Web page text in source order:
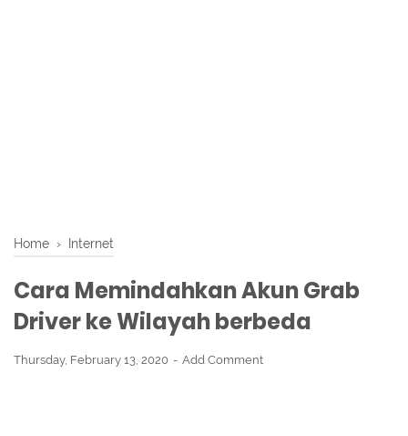
Home › Internet
Cara Memindahkan Akun Grab
Driver ke Wilayah berbeda
Thursday, February 13, 2020 Add Comment